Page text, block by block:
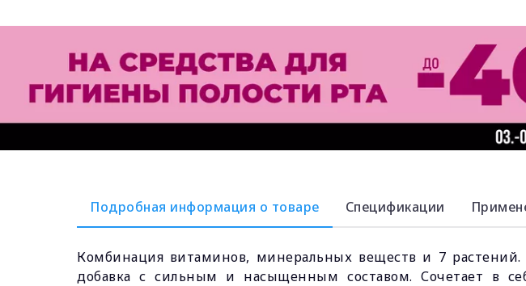
Подробная информация о товаре Спецификации
Комбинация витаминов, минеральных веществ и 7 растений.
добавка с сильным и насыщенным составом. Сочетает в